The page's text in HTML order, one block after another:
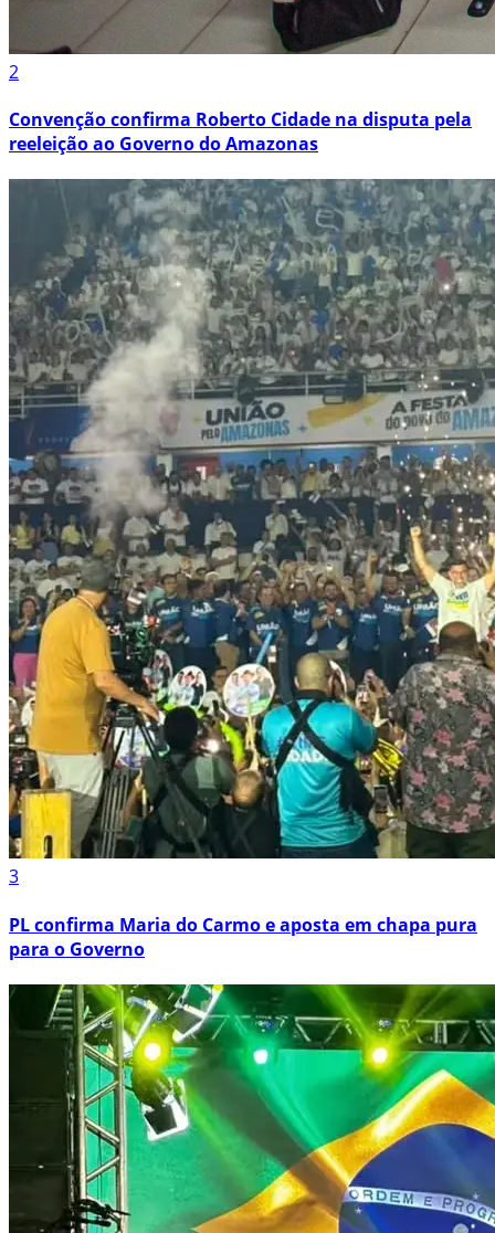
2
Convenção confirma Roberto Cidade na disputa pela
reeleição ao Governo do Amazonas
3
PL confirma Maria do Carmo e aposta em chapa pura
para o Governo